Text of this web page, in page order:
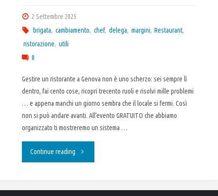
2 Settembre 2025
brigata, cambiamento, chef, delega, margini, Restaurant,
ristorazione, utili
0
Gestire un ristorante a Genova non è uno scherzo: sei sempre lì
dentro, fai cento cose, ricopri trecento ruoli e risolvi mille problemi
… e appena manchi un giorno sembra che il locale si fermi. Così
non si può andare avanti. All’evento GRATUITO che abbiamo
organizzato ti mostreremo un sistema …
Continue reading "Ehi,